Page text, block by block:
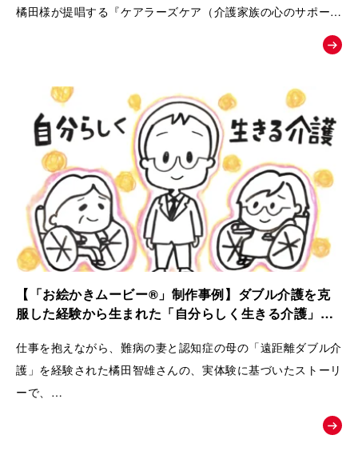
橘田様が提唱する『ケアラーズケア（介護家族の心のサポート
ルーム）』への相談へと温かく背中を押す、課題解決型の紹介
【「お絵かきムービー®」制作事例】ダブル介護を克
服した経験から生まれた「自分らしく生きる介護」ス
仕事を抱えながら、難病の妻と認知症の母の「遠距離ダブル介
護」を経験された橘田智雄さんの、実体験に基づいたストーリ
ーで、
働き盛りでの介護離職防止や、ケアラーのメンタルヘルスとい
う現代の重要な社会課題にスポットを当てた、啓発・相談窓口